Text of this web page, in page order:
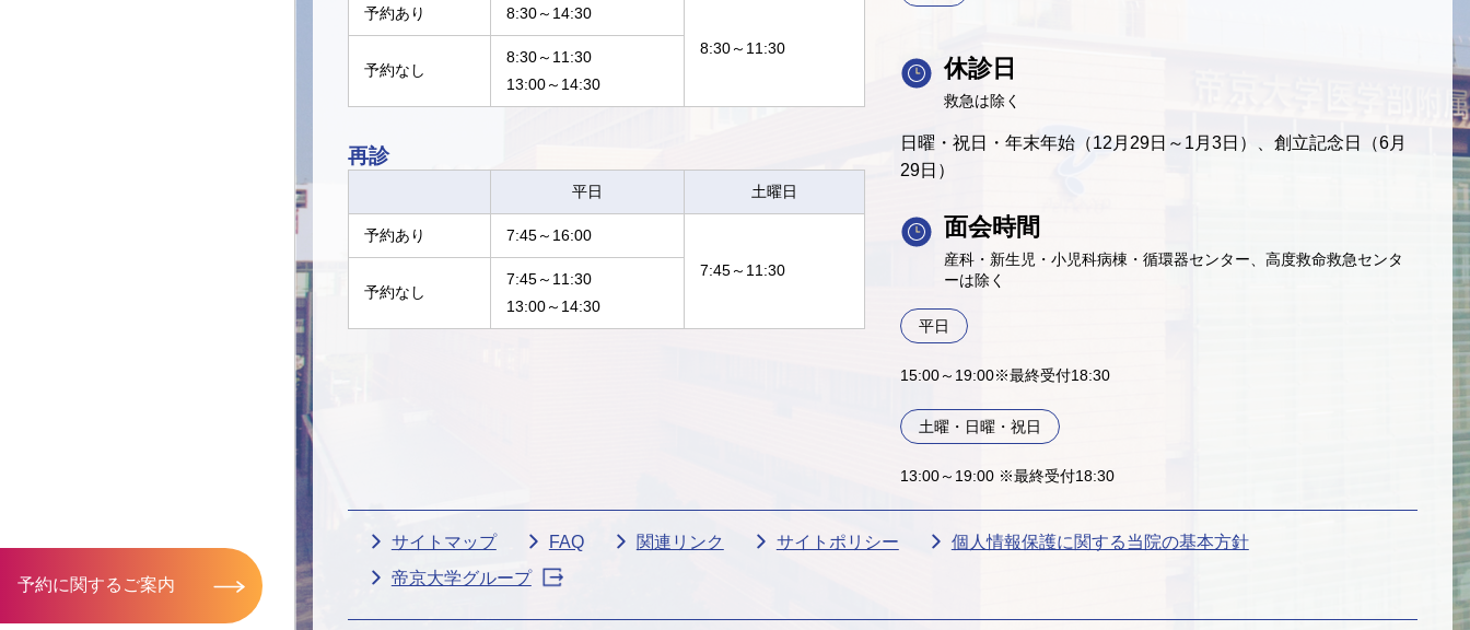
予約に関するご案内
予約あり
8:30～14:30
8:30～11:30
予約なし
8:30～11:30
13:00～14:30
再診
平日 土曜日
予約あり
7:45～16:00
7:45～11:30
予約なし
7:45～11:30
13:00～14:30
休診日
救急は除く
日曜・祝日・年末年始（12月29日～1月3日）、創立記念日（6月
29日）
面会時間
産科・新生児・小児科病棟・循環器センター、高度救命救急センタ
ーは除く
平日
15:00～19:00※最終受付18:30
土曜・日曜・祝日
13:00～19:00 ※最終受付18:30
サイトマップ FAQ 関連リンク サイトポリシー
個人情報保護に関する当院の基本方針
帝京大学グループ